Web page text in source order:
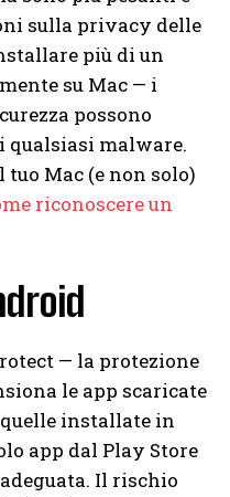
sulla privacy delle
più di un
su Mac — i
possono
qualsiasi malware.
Mac (e non solo)
riconoscere un
— la protezione
le app scaricate
installate in
app dal Play Store
Il rischio